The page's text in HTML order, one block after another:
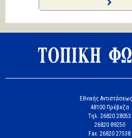
Εθνικής
48100 Πρέβεζα
Tηλ. 26820 28053
26820 89250
Fax. 26820 27538